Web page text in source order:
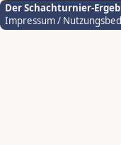
Der Schachturnier-
Impressum /